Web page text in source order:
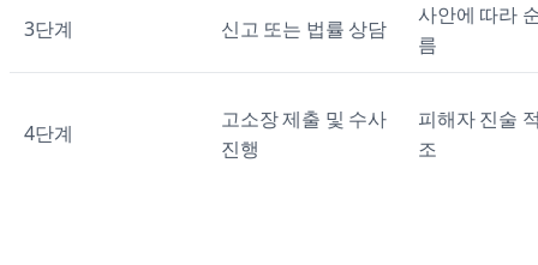
3단계 신고 또는 법률 상담
사안에 따라
름
4단계
고소장 제출 및 수사
진행
피해자 진술
조